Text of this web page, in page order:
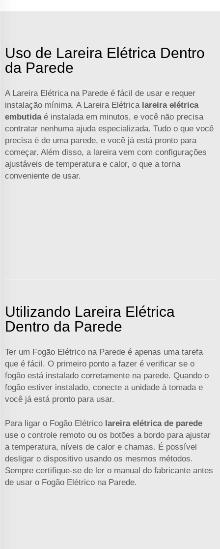
Uso de Lareira Elétrica Dentro
da Parede
A Lareira Elétrica na Parede é fácil de usar e requer
instalação mínima. A Lareira Elétrica lareira elétrica
embutida é instalada em minutos, e você não precisa
contratar nenhuma ajuda especializada. Tudo o que você
precisa é de uma parede, e você já está pronto para
começar. Além disso, a lareira vem com configurações
ajustáveis de temperatura e calor, o que a torna
conveniente de usar.
Utilizando Lareira Elétrica
Dentro da Parede
Ter um Fogão Elétrico na Parede é apenas uma tarefa
que é fácil. O primeiro ponto a fazer é verificar se o
fogão está instalado corretamente na parede. Quando o
fogão estiver instalado, conecte a unidade à tomada e
você já está pronto para usar.
Para ligar o Fogão Elétrico lareira elétrica de parede
use o controle remoto ou os botões a bordo para ajustar
a temperatura, níveis de calor e chamas. É possível
desligar o dispositivo usando os mesmos métodos.
Sempre certifique-se de ler o manual do fabricante antes
de usar o Fogão Elétrico na Parede.